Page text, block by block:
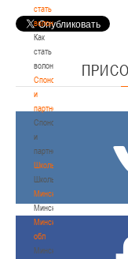
стать
волонтером
Как
стать
волонтером
Спонсоры
и
партнеры
Спонсоры
и
партнеры
Школы
Школы
Минск
Минск
Минская
обл
Минская